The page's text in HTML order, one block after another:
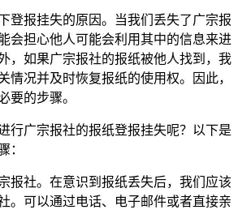
登报挂失的原因。当我们丢失了广宗报
会担心他人可能会利用其中的信息来进
，如果广宗报社的报纸被他人找到，我
情况并及时恢复报纸的使用权。因此，
要的步骤。
行广宗报社的报纸登报挂失呢？以下是
：
报社。在意识到报纸丢失后，我们应该
。可以通过电话、电子邮件或者直接亲